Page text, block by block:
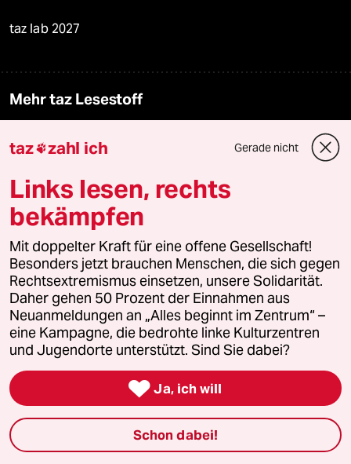
taz lab 2027
Mehr taz Lesestoff
taz Blogs
taz FUTURZWEI
Le Monde diplomatique
taz Archiv
Mehr taz Angebote
Reisen
Kantine
taz zahl ich Gerade nicht
Links lesen, rechts
bekämpfen
Mit doppelter Kraft für eine offene Gesellschaft!
Besonders jetzt brauchen Menschen, die sich gegen
Rechtsextremismus einsetzen, unsere Solidarität.
Daher gehen 50 Prozent der Einnahmen aus
Neuanmeldungen an „Alles beginnt im Zentrum“ –
eine Kampagne, die bedrohte linke Kulturzentren
und Jugendorte unterstützt. Sind Sie dabei?
 Ja, ich will
Schon dabei!